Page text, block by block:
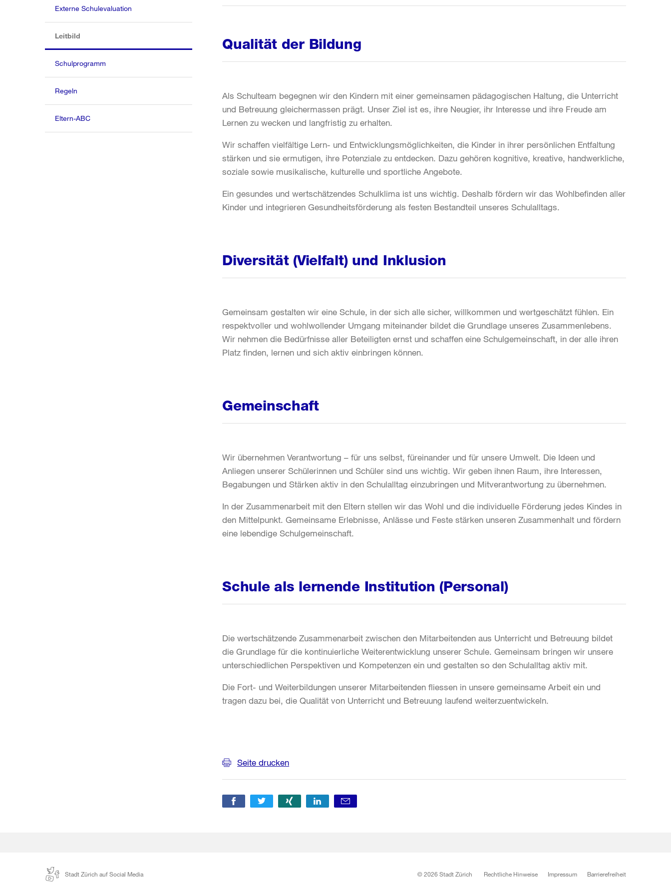
Qualität der Bildung
Als Schulteam begegnen wir den Kindern mit einer gemeinsamen pädagogischen Haltung, die Unterricht
und Betreuung gleichermassen prägt. Unser Ziel ist es, ihre Neugier, ihr Interesse und ihre Freude am
Lernen zu wecken und langfristig zu erhalten.
Wir schaffen vielfältige Lern- und Entwicklungsmöglichkeiten, die Kinder in ihrer persönlichen Entfaltung
stärken und sie ermutigen, ihre Potenziale zu entdecken. Dazu gehören kognitive, kreative, handwerkliche,
soziale sowie musikalische, kulturelle und sportliche Angebote.
Ein gesundes und wertschätzendes Schulklima ist uns wichtig. Deshalb fördern wir das Wohlbefinden aller
Kinder und integrieren Gesundheitsförderung als festen Bestandteil unseres Schulalltags.
Diversität (Vielfalt) und Inklusion
Gemeinsam gestalten wir eine Schule, in der sich alle sicher, willkommen und wertgeschätzt fühlen. Ein
respektvoller und wohlwollender Umgang miteinander bildet die Grundlage unseres Zusammenlebens.
Wir nehmen die Bedürfnisse aller Beteiligten ernst und schaffen eine Schulgemeinschaft, in der alle ihren
Platz finden, lernen und sich aktiv einbringen können.
Gemeinschaft
Wir übernehmen Verantwortung – für uns selbst, füreinander und für unsere Umwelt. Die Ideen und
Anliegen unserer Schülerinnen und Schüler sind uns wichtig. Wir geben ihnen Raum, ihre Interessen,
Begabungen und Stärken aktiv in den Schulalltag einzubringen und Mitverantwortung zu übernehmen.
In der Zusammenarbeit mit den Eltern stellen wir das Wohl und die individuelle Förderung jedes Kindes in
den Mittelpunkt. Gemeinsame Erlebnisse, Anlässe und Feste stärken unseren Zusammenhalt und fördern
eine lebendige Schulgemeinschaft.
Schule als lernende Institution (Personal)
Die wertschätzende Zusammenarbeit zwischen den Mitarbeitenden aus Unterricht und Betreuung bildet
die Grundlage für die kontinuierliche Weiterentwicklung unserer Schule. Gemeinsam bringen wir unsere
unterschiedlichen Perspektiven und Kompetenzen ein und gestalten so den Schulalltag aktiv mit.
Die Fort- und Weiterbildungen unserer Mitarbeitenden fliessen in unsere gemeinsame Arbeit ein und
tragen dazu bei, die Qualität von Unterricht und Betreuung laufend weiterzuentwickeln.
Seite drucken
Externe Schulevaluation
Leitbild
Schulprogramm
Regeln
Eltern-ABC
Stadt Zürich auf Social Media © 2026 Stadt Zürich Rechtliche Hinweise Impressum Barrierefreiheit